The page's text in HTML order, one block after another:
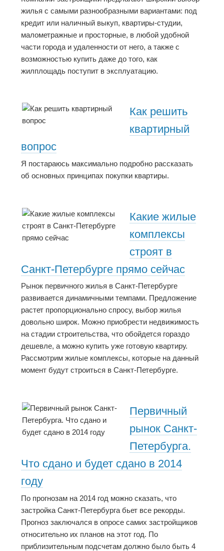
жилья с самыми разнообразными вариантами: под
кредит или наличный выкуп, квартиры-студии,
малометражные и просторные, в любой удобной
части города и удаленности от него, а также с
возможностью купить даже до того, как
жилплощадь поступит в эксплуатацию.
Как решить
квартирный
вопрос
Я постараюсь максимально подробно рассказать
об основных принципах покупки квартиры.
Какие жилые
комплексы
строят в
Санкт-Петербурге прямо сейчас
Рынок первичного жилья в Санкт-Петербурге
развивается динамичными темпами. Предложение
растет пропорционально спросу, выбор жилья
довольно широк. Можно приобрести недвижимость
на стадии строительства, что обойдется гораздо
дешевле, а можно купить уже готовую квартиру.
Рассмотрим жилые комплексы, которые на данный
момент будут строиться в Санкт-Петербурге.
Первичный
рынок Санкт-
Петербурга.
Что сдано и будет сдано в 2014
году
По прогнозам на 2014 год можно сказать, что
застройка Санкт-Петербурга бьет все рекорды.
Прогноз заключался в опросе самих застройщиков
относительно их планов на этот год. По
приблизительным подсчетам должно было быть 4